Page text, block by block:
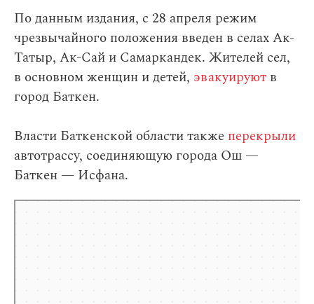
По данным издания, с 28 апреля режим
чрезвычайного положения введен в селах Ак-
Татыр, Ак-Сай и Самаркандек. Жителей сел,
в основном женщин и детей, эвакуируют в
город Баткен.
Власти Баткенской области также перекрыли
автотрассу, соединяющую города Ош —
Баткен — Исфана.
Яндекс.Карты